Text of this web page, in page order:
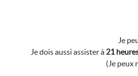
Je
Je dois aussi assister à 21
(Je peux